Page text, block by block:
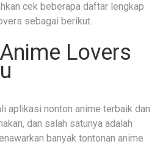
cek beberapa daftar lengkap
sebagai berikut.
Lovers
aplikasi nonton anime terbaik dan
dan salah satunya adalah
banyak tontonan anime